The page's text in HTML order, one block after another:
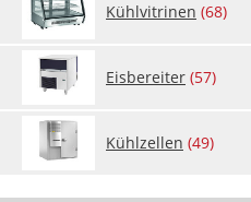
Kühl­vi­tri­nen (68)
Eis­be­rei­ter (57)
Kühl­zel­len (49)